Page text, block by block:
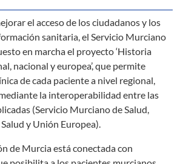
el acceso de los ciudadanos y los
sanitaria, el Servicio Murciano
en marcha el proyecto ‘Historia
nacional y europea’, que permite
de cada paciente a nivel regional,
la interoperabilidad entre las
(Servicio Murciano de Salud,
y Unión Europea).
de Murcia está conectada con